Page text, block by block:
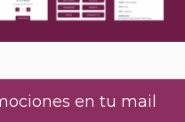
en tu mail